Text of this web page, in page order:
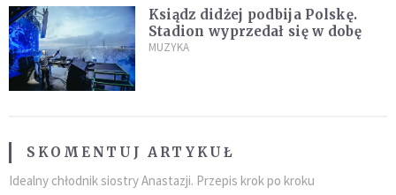
Ksiądz didżej podbija Polskę.
Stadion wyprzedał się w dobę
MUZYKA
SKOMENTUJ ARTYKUŁ
Idealny chłodnik siostry Anastazji. Przepis krok po kroku